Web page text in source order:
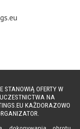
STANOWIĄ OFERTY W
NA
KAŻDORAZOWO